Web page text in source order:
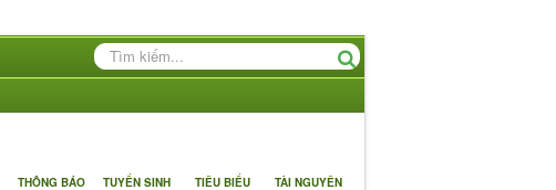
THÔNG BÁO TUYỂN SINH TIÊU BIỂU TÀI NGUYÊN